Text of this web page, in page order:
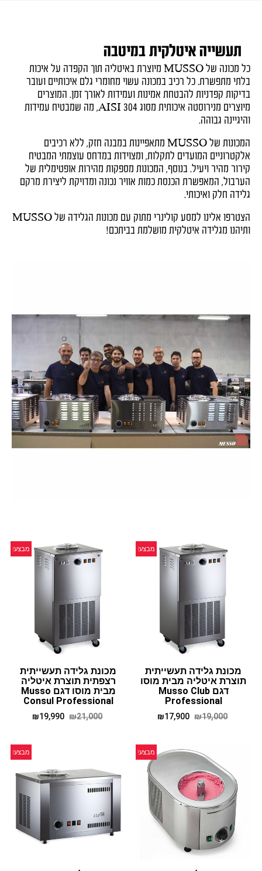
תעשייה איטלקית במיטבה
כל מכונה של MUSSO מיוצרת באיטליה תוך הקפדה על איכות
בלתי מתפשרת. כל רכיב במכונה עשוי מחומרי גלם איכותיים ועובר
בדיקות קפדניות להבטחת אמינות ועמידות לאורך זמן. המוצרים
מיוצרים מנירוסטה איכותית מסוג AISI 304, מה שמבטיח עמידות
והיגיינה גבוהה.
המכונות של MUSSO מתאפיינות במבנה חזק, ללא רכיבים
אלקטרוניים המועדים לתקלות, ומצוידות במדחס עוצמתי המבטיח
קירור מהיר ויעיל. בנוסף, המכונות מספקות מהירות אופטימלית של
הערבול, המאפשרת הכנסת כמות אוויר נכונה ומדויקת ליצירת מרקם
גלידה חלק ואיכותי.
הצטרפו אלינו למסע קולינרי מתוק עם מכונות הגלידה של MUSSO
ותיהנו מגלידה איטלקית מושלמת בביתכם!
מבצע!
מכונת גלידה תעשייתית
רצפתית תוצרת איטליה
מבית מוסו דגם Musso
Consul Professional
₪21,000
₪19,990
מבצע!
מכונת גלידה תעשייתית
תוצרת איטליה מבית מוסו
דגם Musso Club
Professional
₪19,000
₪17,900
מבצע! מבצע!